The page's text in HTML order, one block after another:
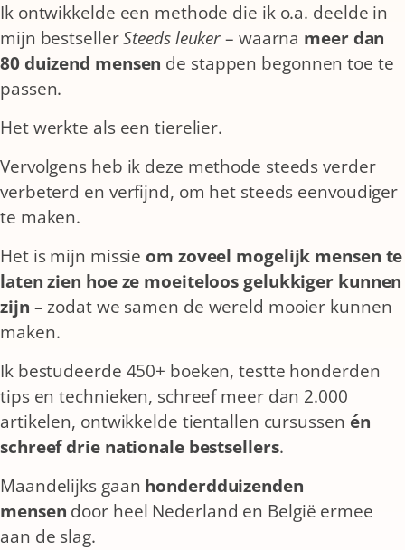
Ik ontwikkelde een methode die ik o.a. deelde in
mijn bestsellerSteeds leuker– waarna meer dan
80 duizend mensen de stappen begonnen toe te
passen.
Het werkte als een tierelier.
Vervolgens heb ik deze methode steeds verder
verbeterd en verfijnd, om het steeds eenvoudiger
te maken.
Het is mijn missie om zoveel mogelijk mensen te
laten zien hoe ze moeiteloos gelukkiger kunnen
zijn – zodat we samen de wereld mooier kunnen
maken.
Ik bestudeerde 450+ boeken, testte honderden
tips en technieken, schreef meer dan 2.000
artikelen, ontwikkelde tientallen cursussen én
schreef drie nationale bestsellers.
Maandelijks gaan honderdduizenden
mensen door heel Nederland en België ermee
aan de slag.